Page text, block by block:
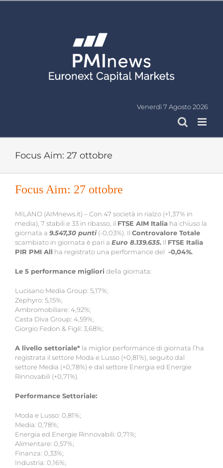
Venerdì 7 Agosto 2026
Focus Aim: 27 ottobre
Focus Aim: 27 ottobre
MILANO (AIMnews.it) – Con 47 società in rialzo (+1,37% in
media), 7 stabili e 33 in ribasso, il FTSE AIM Italia ha chiuso la
giornata a 9.547,30 punti(-0,03%). Il Controvalore Totale
scambiato in giornata è pari a Euro 8.139.635. Il FTSE Italia
PIR PMI All ha registrato una performance del -0,04%.
Le 5 performance migliori della giornata:
Lucisano Media Group: 5,17%;
Zephyro: 5,15%;
Ambromobiliare: 4,92%;
Casta Diva Group: 4,59%;
Giorgio Fedon & Figli: 3,68%;
A livello settoriale* la miglior performance di giornata l’ha
registrata il settore Moda e Lusso (+0,81%), seguito dal
settore Media (+0,78%) e dal settore Energia ed Energie
Rinnovabili (+0,71%).
Performance Settoriale:
Moda e Lusso: 0,81%;
Media: 0,78%;
Energia ed Energie Rinnovabili: 0,71%;
Alimentare: 0,57%;
Finanza: 0,33%;
Industria: 0,16%;